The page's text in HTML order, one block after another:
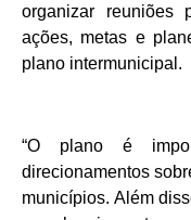
organizar reuniões
ações, metas e
plano intermunicipal.
“O plano é
direcionamentos
municípios. Além